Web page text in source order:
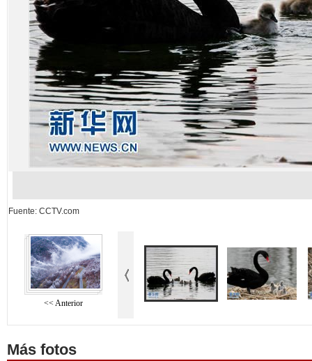
Fuente: CCTV.com
<< Anterior
Más fotos